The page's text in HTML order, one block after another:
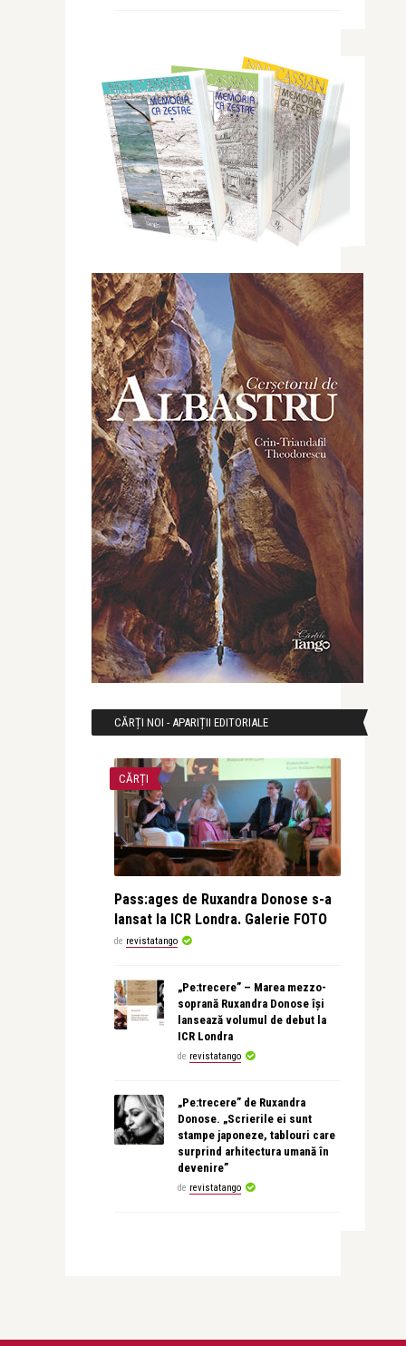
CĂRȚI NOI - APARIȚII EDITORIALE
CĂRȚI
Pass:ages de Ruxandra Donose s-a
lansat la ICR Londra. Galerie FOTO
de revistatango
„Pe:trecere” – Marea mezzo-
soprană Ruxandra Donose își
lansează volumul de debut la
ICR Londra
de revistatango
„Pe:trecere” de Ruxandra
Donose. „Scrierile ei sunt
stampe japoneze, tablouri care
surprind arhitectura umană în
devenire”
de revistatango